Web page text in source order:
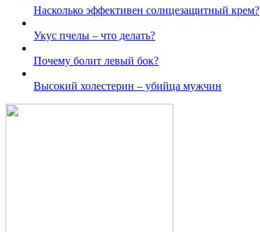
Насколько эффективен солнцезащитный крем?
Укус пчелы – что делать?
Почему болит левый бок?
Высокий холестерин – убийца мужчин